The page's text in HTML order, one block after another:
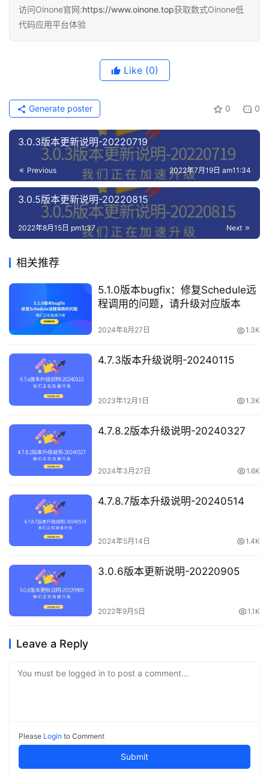
访问Oinone官网:https://www.oinone.top获取数式Oinone低
代码应用平台体验
Like (0)
0 0
Generate poster
3.0.3版本更新说明-20220719
Previous 2022年7月19日 am11:34
3.0.5版本更新说明-20220815
Next
2022年8月15日 pm1:37
相关推荐
5.1.0版本bugfix：修复Schedule远
程调用的问题，请升级对应版本
2024年8月27日 1.3K
4.7.3版本升级说明-20240115
2023年12月1日 1.3K
4.7.8.2版本升级说明-20240327
2024年3月27日 1.6K
4.7.8.7版本升级说明-20240514
2024年5月14日 1.4K
3.0.6版本更新说明-20220905
2022年9月5日 1.1K
Leave a Reply
You must be logged in to post a comment...
Please Login to Comment
Submit